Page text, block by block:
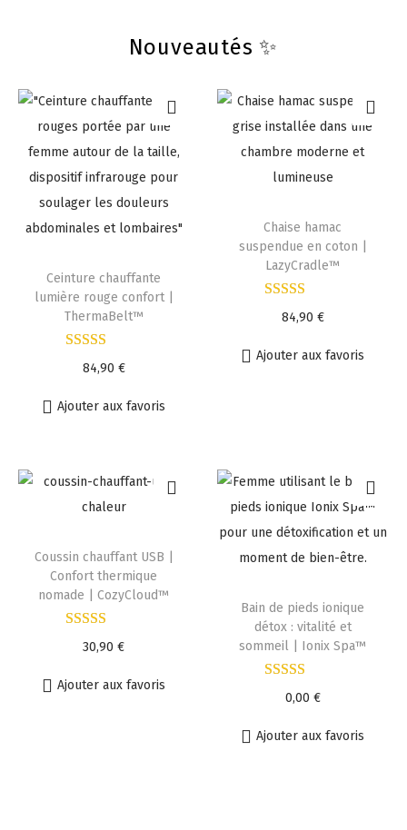
Nouveautés ✨
Ceinture chauffante
lumière rouge confort |
ThermaBelt™
84,90 €
Ajouter aux favoris
Chaise hamac
suspendue en coton |
LazyCradle™
84,90 €
Ajouter aux favoris
Coussin chauffant USB |
Confort thermique
nomade | CozyCloud™
30,90€
Ajouter aux favoris
Bain de pieds ionique
détox : vitalité et
sommeil | Ionix Spa™
0,00 €
Ajouter aux favoris